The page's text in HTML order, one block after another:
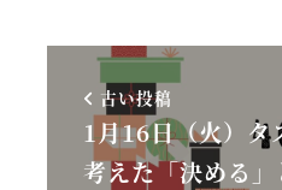
古い投稿
1月16日（火）タ
考えた「決める」